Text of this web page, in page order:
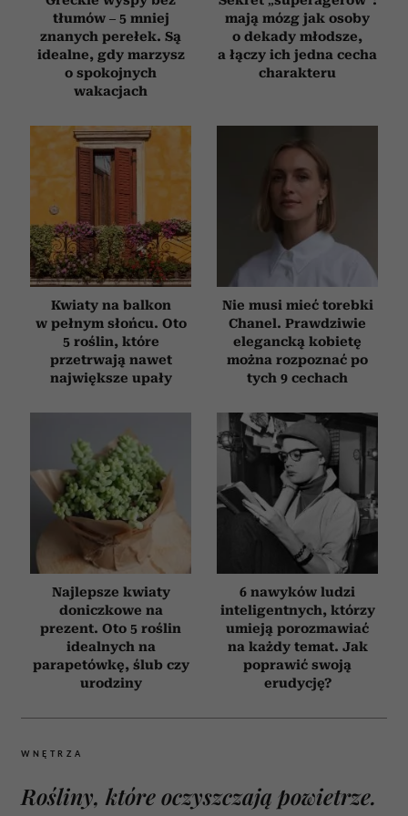
tłumów – 5 mniej
znanych perełek. Są
idealne, gdy marzysz
o spokojnych
wakacjach
mają mózg jak osoby
o dekady młodsze,
a łączy ich jedna cecha
charakteru
Kwiaty na balkon
w pełnym słońcu. Oto
5 roślin, które
przetrwają nawet
największe upały
Nie musi mieć torebki
Chanel. Prawdziwie
elegancką kobietę
można rozpoznać po
tych 9 cechach
Najlepsze kwiaty
doniczkowe na
prezent. Oto 5 roślin
idealnych na
parapetówkę, ślub czy
urodziny
6 nawyków ludzi
inteligentnych, którzy
umieją porozmawiać
na każdy temat. Jak
poprawić swoją
erudycję?
WNĘTRZA
Rośliny, które oczyszczają powietrze.